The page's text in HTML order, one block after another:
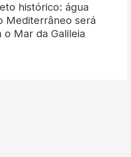
histórico: água
Mediterrâneo será
Mar da Galileia